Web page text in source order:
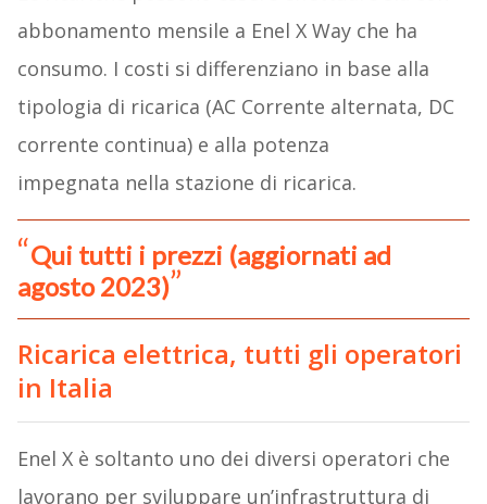
abbonamento mensile a Enel X Way che ha
consumo. I costi si differenziano in base alla
tipologia di ricarica (AC Corrente alternata, DC
corrente continua) e alla potenza
impegnata nella stazione di ricarica.
Qui tutti i prezzi (aggiornati ad
agosto 2023)
Ricarica elettrica, tutti gli operatori
in Italia
Enel X è soltanto uno dei diversi operatori che
lavorano per sviluppare un’infrastruttura di